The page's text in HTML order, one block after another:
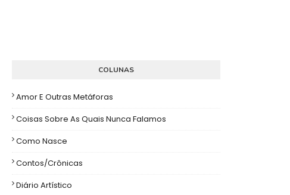
COLUNAS
Amor E Outras Metáforas
Coisas Sobre As Quais Nunca Falamos
Como Nasce
Contos/Crônicas
Diário Artístico